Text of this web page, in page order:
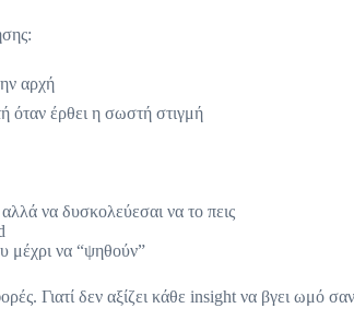
αρχή
όταν έρθει η σωστή στιγμή
να δυσκολεύεσαι να το πεις
μέχρι να “ψηθούν”
Γιατί δεν αξίζει κάθε insight να βγει ωμό